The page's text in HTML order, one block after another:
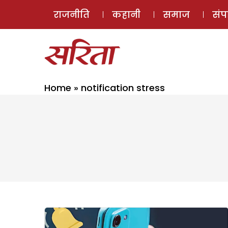
राजनीति कहानी समाज
Home » notification stress